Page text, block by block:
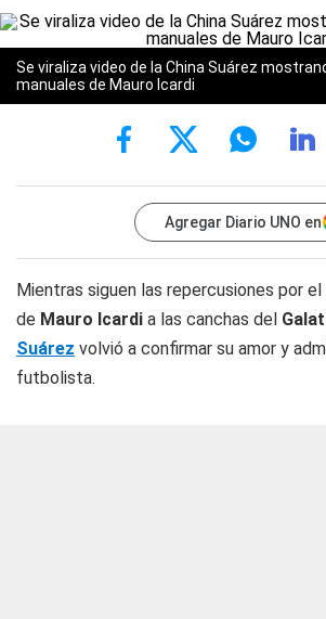
Se viraliza video de la China Suárez
manuales de Mauro Icardi
Agregar Diario UNO en
Mientras siguen las repercusiones por
de Mauro Icardi a las canchas del
Suárez volvió a confirmar su amor y
futbolista.